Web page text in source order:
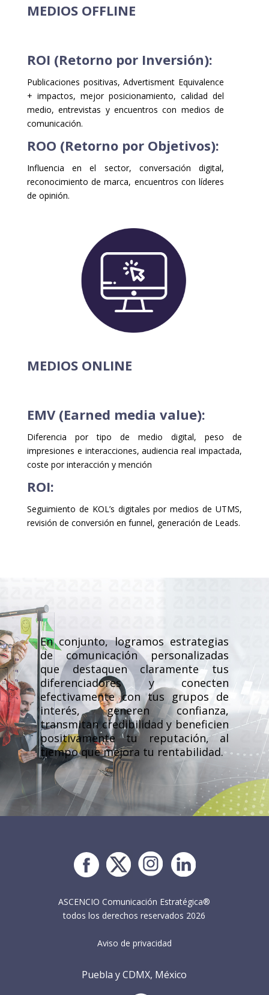
MEDIOS OFFLINE
ROI (Retorno por Inversión):
Publicaciones positivas, Advertisment Equivalence
+ impactos, mejor posicionamiento, calidad del
medio, entrevistas y encuentros con medios de
comunicación.
ROO (Retorno por Objetivos):
Influencia en el sector, conversación digital,
reconocimiento de marca, encuentros con líderes
de opinión.
MEDIOS ONLINE
EMV (Earned media value):
Diferencia por tipo de medio digital, peso de
impresiones e interacciones, audiencia real impactada,
coste por interacción y mención
ROI:
Seguimiento de KOL’s digitales por medios de UTMS,
revisión de conversión en funnel, generación de Leads.
En conjunto, logramos estrategias
de comunicación personalizadas
que destaquen claramente tus
diferenciadores y conecten
efectivamente con tus grupos de
interés, generen confianza,
transmitan credibilidad y beneficien
positivamente tu reputación, al
tiempo que mejora tu rentabilidad.
ASCENCIO Comunicación Estratégica®
todos los derechos reservados 2026
Aviso de privacidad
Puebla y CDMX, México